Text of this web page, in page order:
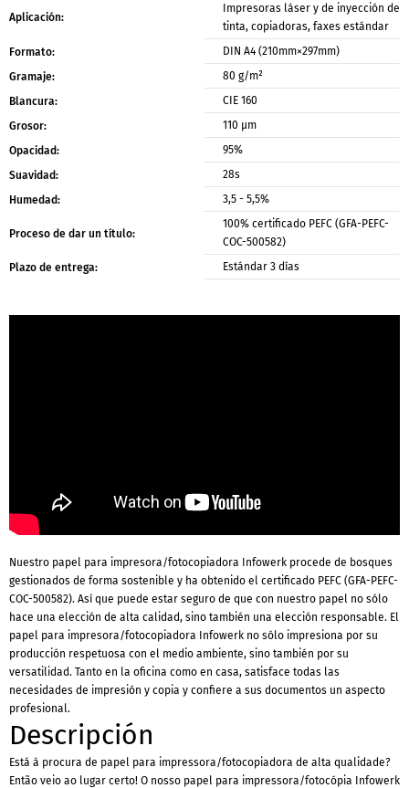
Aplicación:
Impresoras láser y de inyección de
tinta, copiadoras, faxes estándar
Formato:
DIN A4 (210mm×297mm)
Gramaje:
80 g/m²
Blancura:
CIE 160
Grosor:
110 μm
Opacidad:
95%
Suavidad:
28s
Humedad:
3,5 - 5,5%
Proceso de dar un título:
100% certificado PEFC (GFA-PEFC-
COC-500582)
Plazo de entrega:
Estándar 3 días
Nuestro papel para impresora/fotocopiadora Infowerk procede de bosques
gestionados de forma sostenible y ha obtenido el certificado PEFC (GFA-PEFC-
COC-500582). Así que puede estar seguro de que con nuestro papel no sólo
hace una elección de alta calidad, sino también una elección responsable. El
papel para impresora/fotocopiadora Infowerk no sólo impresiona por su
producción respetuosa con el medio ambiente, sino también por su
versatilidad. Tanto en la oficina como en casa, satisface todas las
necesidades de impresión y copia y confiere a sus documentos un aspecto
profesional.
Descripción
Está à procura de papel para impressora/fotocopiadora de alta qualidade?
Então veio ao lugar certo! O nosso papel para impressora/fotocópia Infowerk